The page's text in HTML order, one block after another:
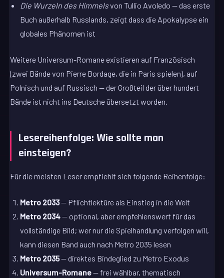
Die Wurzeln des Himmelsvon Tullio Avoledo — das erste
Buch außerhalb Russlands, zeigt dass die Apokalypse ein
globales Phänomen ist
Weitere Universum-Romane existieren auf Französisch
(zwei Bände von Pierre Bordage, die in Paris spielen), auf
Polnisch und auf Russisch — der Großteil der über hundert
Bände ist nicht ins Deutsche übersetzt worden.
Lesereihenfolge: Wie sollte man
einsteigen?
Für die meisten Leser empfiehlt sich folgende Reihenfolge:
Metro 2033— Pflichtlektüre als Einstieg in die Welt
Metro 2034— optional, aber empfehlenswert für das
vollständige Bild; wer nur die Spielhandlung verfolgen will,
kann diesen Band auch nach Metro 2035 lesen
Metro 2035— direktes Bindeglied zu Metro Exodus
Universum-Romane— frei wählbar, thematisch